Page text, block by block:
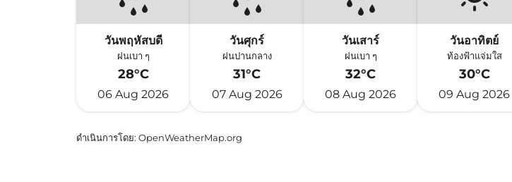
วันพฤหัสบดี
ฝนเบา ๆ
28°C
06 Aug 2026
วันศุกร์
ฝนปานกลาง
31°C
07 Aug 2026
วันเสาร์
ฝนเบา ๆ
32°C
08 Aug 2026
วันอาทิตย์
ท้องฟ้าแจ่มใส
30°C
09 Aug 2026
ดำเนินการโดย: OpenWeatherMap.org